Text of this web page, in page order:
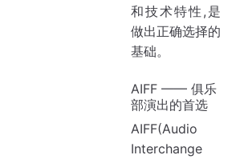
和技术特性,是
做出正确选择的
基础。
AIFF —— 俱乐
部演出的首选
AIFF(Audio
Interchange